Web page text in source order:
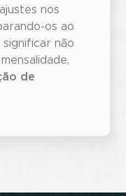
nos
os ao
significar não
de